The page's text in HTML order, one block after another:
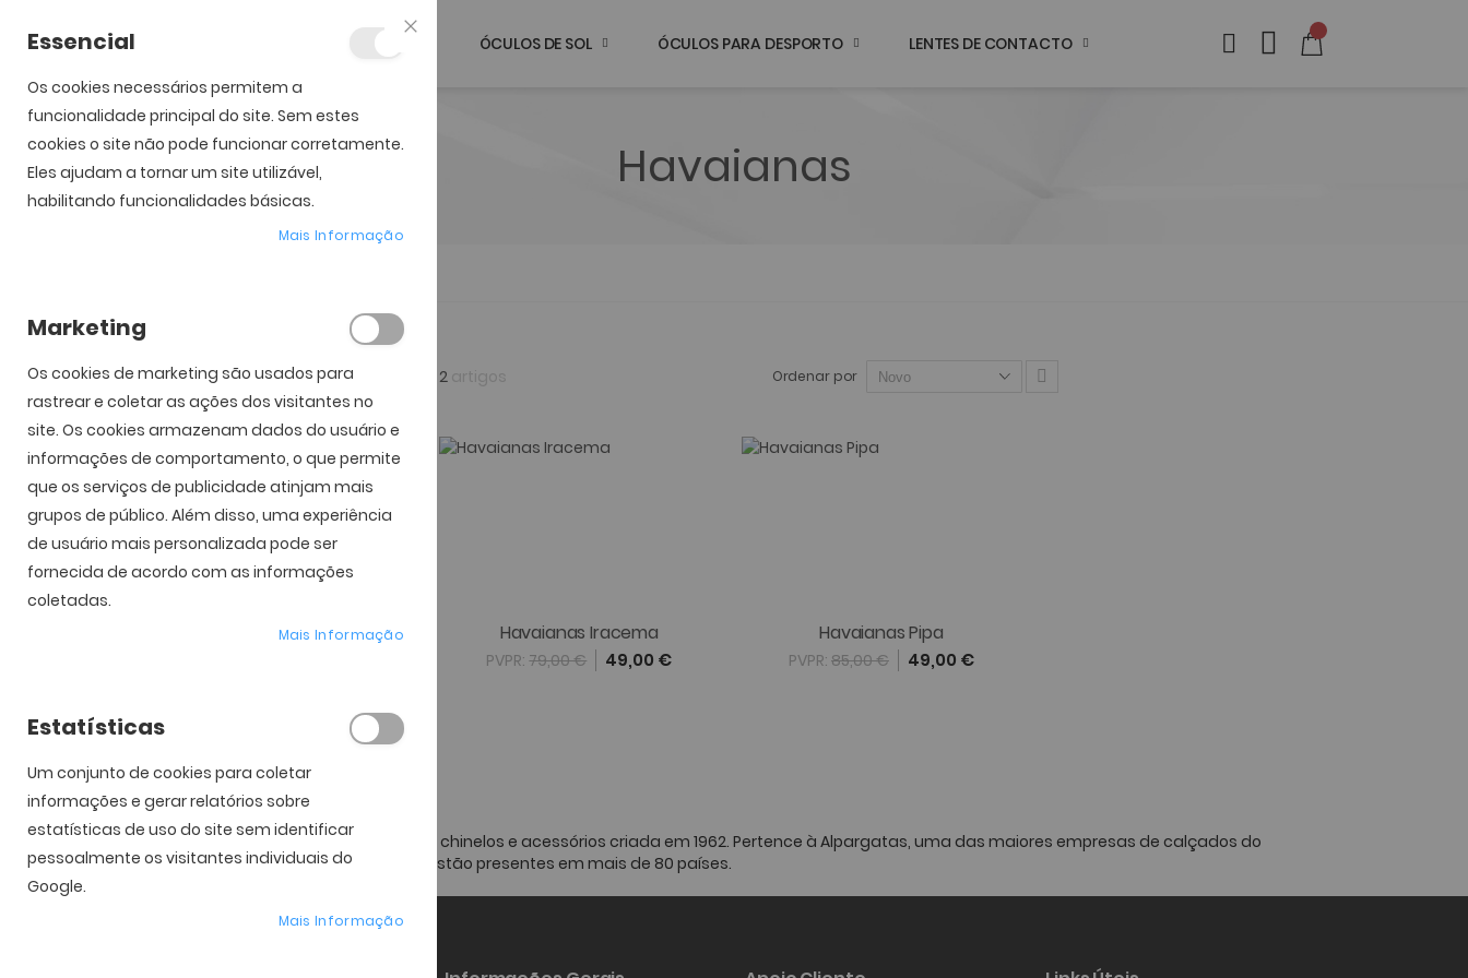
ÓCULOS DE SOL ÓCULOS PARA DESPORTO LENTES DE CONTACTO
Havaianas
2 Ordenar por
Havaianas Iracema
PVPR:79,00 € 49,00 €
Havaianas Pipa
PVPR: 85,00 € 49,00 €
Filtar por Preço
49.00€ - 49.00€
Filtar por Tipo de Lentes
Standard 1artigo
Espelhadas
Havaianas é uma marca brasileira de chinelos e acessórios criada em 1962. Pertence à Alpargatas, uma das maiores empresas de calçados do
mundo. A marca e os seus produtos estão presentes em mais de 80 países.
Essencial
Os cookies necessários permitem a
funcionalidade principal do site. Sem estes
cookies o site não pode funcionar corretamente.
Eles ajudam a tornar um site utilizável,
habilitando funcionalidades básicas.
Mais Informação
Marketing
Os cookies de marketing são usados ​​para
rastrear e coletar as ações dos visitantes no
site. Os cookies armazenam dados do usuário e
informações de comportamento, o que permite
que os serviços de publicidade atinjam mais
grupos de público. Além disso, uma experiência
de usuário mais personalizada pode ser
fornecida de acordo com as informações
coletadas.
Mais Informação
Estatísticas
Um conjunto de cookies para coletar
informações e gerar relatórios sobre
estatísticas de uso do site sem identificar
pessoalmente os visitantes individuais do
Google.
Mais Informação